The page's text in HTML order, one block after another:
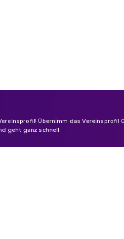
Übernimm das
geht ganz schnell.